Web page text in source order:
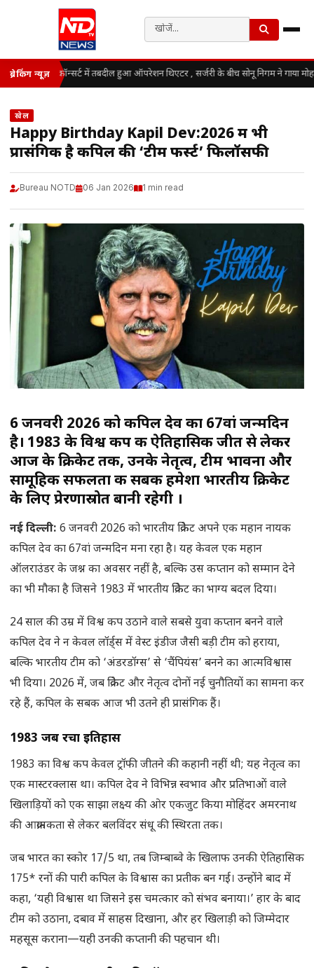
ब्रेकिंग न्यूज़ कॉन्सर्ट में तबदील हुआ ऑपरेशन थिएटर , सर्जरी के बीच सोनू निगम ने गाया
खेल
Happy Birthday Kapil Dev:2026 में भी
प्रासंगिक है कपिल की ‘टीम फर्स्ट’ फिलॉसफी
Bureau NOTD 06 Jan 2026 1 min read
6 जनवरी 2026 को कपिल देव का 67वां जन्मदिन
है। 1983 के विश्व कप की ऐतिहासिक जीत से लेकर
आज के क्रिकेट तक, उनके नेतृत्व, टीम भावना और
सामूहिक सफलता की सबक हमेशा भारतीय क्रिकेट
के लिए प्रेरणास्रोत बानी रहेगी ।
नई दिल्ली: 6 जनवरी 2026 को भारतीय क्रिकेट अपने एक महान नायक
कपिल देव का 67वां जन्मदिन मना रहा है। यह केवल एक महान
ऑलराउंडर के जश्न का अवसर नहीं है, बल्कि उस कप्तान को सम्मान देने
का भी मौका है जिसने 1983 में भारतीय क्रिकेट का भाग्य बदल दिया।
24 साल की उम्र में विश्व कप उठाने वाले सबसे युवा कप्तान बनने वाले
कपिल देव ने न केवल लॉर्ड्स में वेस्ट इंडीज जैसी बड़ी टीम को हराया,
बल्कि भारतीय टीम को ‘अंडरडॉग्स’ से ‘चैंपियंस’ बनने का आत्मविश्वास
भी दिया। 2026 में, जब क्रिकेट और नेतृत्व दोनों नई चुनौतियों का सामना कर
रहे हैं, कपिल के सबक आज भी उतने ही प्रासंगिक हैं।
1983 जब रचा इतिहास
1983 का विश्व कप केवल ट्रॉफी जीतने की कहानी नहीं थी; यह नेतृत्व का
एक मास्टरक्लास था। कपिल देव ने विभिन्न स्वभाव और प्रतिभाओं वाले
खिलाड़ियों को एक साझा लक्ष्य की ओर एकजुट किया मोहिंदर अमरनाथ
की आक्रामकता से लेकर बलविंदर संधू की स्थिरता तक।
जब भारत का स्कोर 17/5 था, तब जिम्बाब्वे के खिलाफ उनकी ऐतिहासिक
175* रनों की पारी कपिल के विश्वास का प्रतीक बन गई। उन्होंने बाद में
कहा, ‘यही विश्वास था जिसने इस चमत्कार को संभव बनाया।’ हार के बाद
टीम को उठाना, दबाव में साहस दिखाना, और हर खिलाड़ी को जिम्मेदार
महसूस कराना—यही उनकी कप्तानी की पहचान थी।